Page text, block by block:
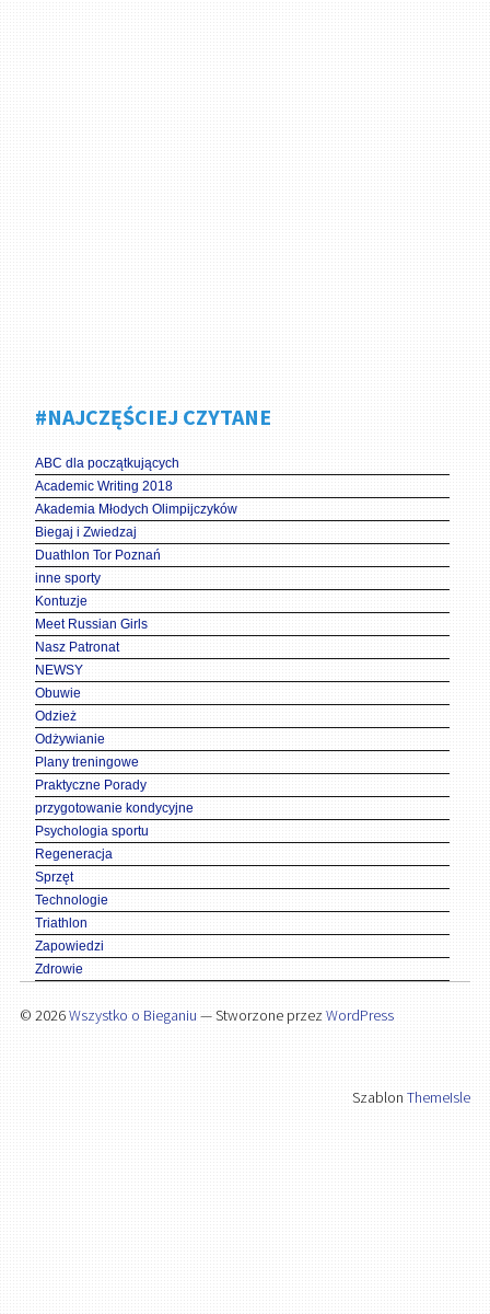
#NAJCZĘŚCIEJ CZYTANE
ABC dla początkujących
Academic Writing 2018
Akademia Młodych Olimpijczyków
Biegaj i Zwiedzaj
Duathlon Tor Poznań
inne sporty
Kontuzje
Meet Russian Girls
Nasz Patronat
NEWSY
Obuwie
Odzież
Odżywianie
Plany treningowe
Praktyczne Porady
przygotowanie kondycyjne
Psychologia sportu
Regeneracja
Sprzęt
Technologie
Triathlon
Zapowiedzi
Zdrowie
© 2026Wszystko o Bieganiu — Stworzone przez WordPress
SzablonThemeIsle